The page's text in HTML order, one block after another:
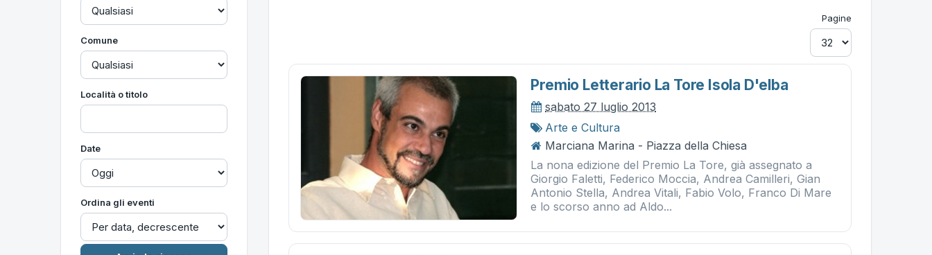
Comune
Località o titolo
Date
Ordina gli eventi
Pagine
Premio Letterario La Tore Isola D'elba
sabato 27 luglio 2013
Arte e Cultura
Marciana Marina - Piazza della Chiesa
La nona edizione del Premio La Tore, già assegnato a
Giorgio Faletti, Federico Moccia, Andrea Camilleri, Gian
Antonio Stella, Andrea Vitali, Fabio Volo, Franco Di Mare
e lo scorso anno ad Aldo...